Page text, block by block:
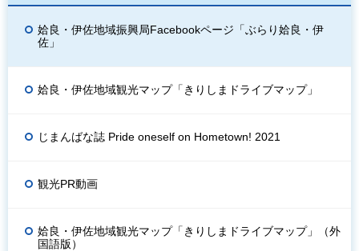
姶良・伊佐地域振興局Facebookページ「ぶらり姶良・伊
佐」
姶良・伊佐地域観光マップ「きりしまドライブマップ」
じまんばな誌 Pride oneself on Hometown! 2021
観光PR動画
姶良・伊佐地域観光マップ「きりしまドライブマップ」（外
国語版）